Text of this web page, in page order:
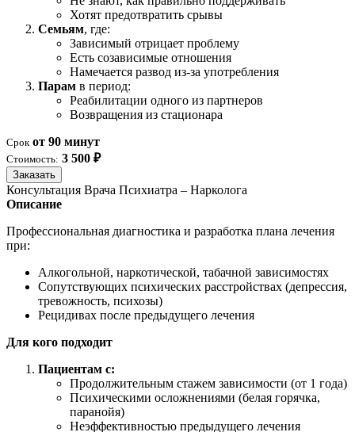
Хотят предотвратить срывы
Семьям, где:
Зависимый отрицает проблему
Есть созависимые отношения
Намечается развод из-за употребления
Парам в период:
Реабилитации одного из партнеров
Возвращения из стационара
Срок от 90 минут
Стоимость: 3 500 ₽
Заказать
Консультация Врача Психиатра – Нарколога
Описание
Профессиональная диагностика и разработка плана лечения
при:
Алкогольной, наркотической, табачной зависимостях
Сопутствующих психических расстройствах (депрессия,
тревожность, психозы)
Рецидивах после предыдущего лечения
Для кого подходит
Пациентам с:
Продолжительным стажем зависимости (от 1 года)
Психическими осложнениями (белая горячка,
паранойя)
Неэффективностью предыдущего лечения